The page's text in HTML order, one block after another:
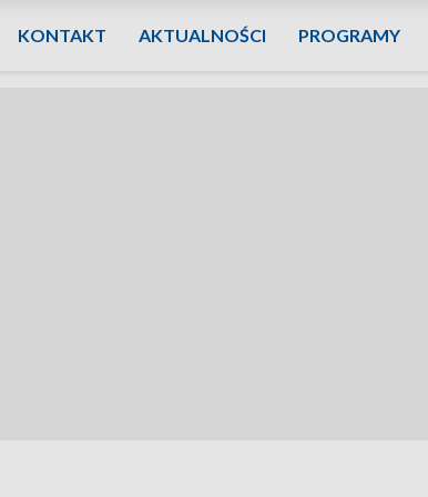
KONTAKT AKTUALNOŚCI PROGRAMY